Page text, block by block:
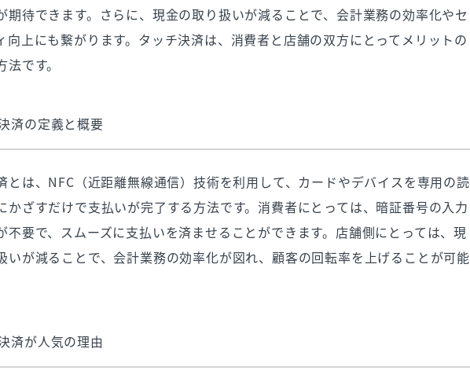
のタッチ決済の展望
：タッチ決済における最新トレンド
体の進化と競争
あなたに最適なタッチ決済を選ぶために
決済対応端末を導入するならUSEN PAYがおすすめ
期待できます。さらに、現金の取り扱いが減ることで、会計業務の効率化やセ
向上にも繋がります。タッチ決済は、消費者と店舗の双方にとってメリットの
です。
済の定義と概要
とは、NFC（近距離無線通信）技術を利用して、カードやデバイスを専用の読
かざすだけで支払いが完了する方法です。消費者にとっては、暗証番号の入力
不要で、スムーズに支払いを済ませることができます。店舗側にとっては、現
いが減ることで、会計業務の効率化が図れ、顧客の回転率を上げることが可能
済が人気の理由